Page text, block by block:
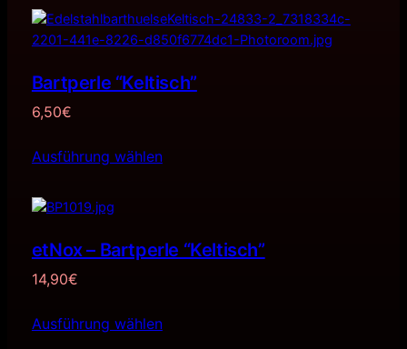
Bartperle “Keltisch”
6,50€
Ausführung wählen
etNox – Bartperle “Keltisch”
14,90€
Ausführung wählen